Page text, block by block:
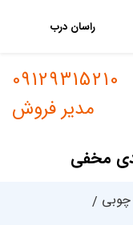
راسان درب
مخفی
09129315210
مدیر فروش
چوبی